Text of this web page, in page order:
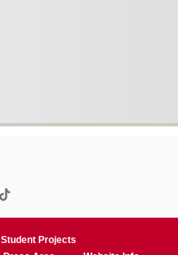
Student Projects